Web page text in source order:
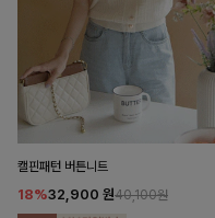
캘핀패턴 버튼니트
18%32,900 원40,100원